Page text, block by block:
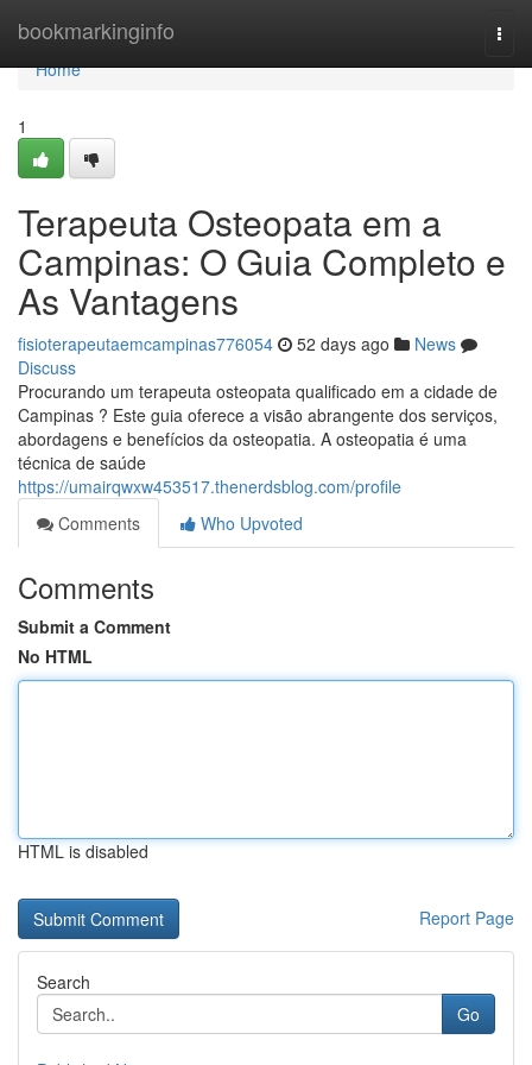
bookmarkinginfo
Home
Home
1
Terapeuta Osteopata em a
Campinas: O Guia Completo e
As Vantagens
fisioterapeutaemcampinas776054 52 days ago
News
Discuss
Procurando um terapeuta osteopata qualificado em a cidade de
Campinas ? Este guia oferece a visão abrangente dos serviços,
abordagens e benefícios da osteopatia. A osteopatia é uma
técnica de saúde
https://umairqwxw453517.thenerdsblog.com/profile
Comments
Who Upvoted
Comments
Submit a Comment
No HTML
HTML is disabled
Report Page
Search
Go